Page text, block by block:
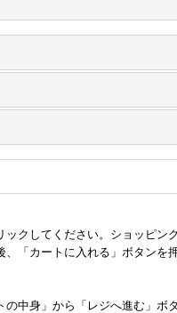
クしてください。ショッピン
「カートに入れる」ボタンを
中身」から「レジへ進む」